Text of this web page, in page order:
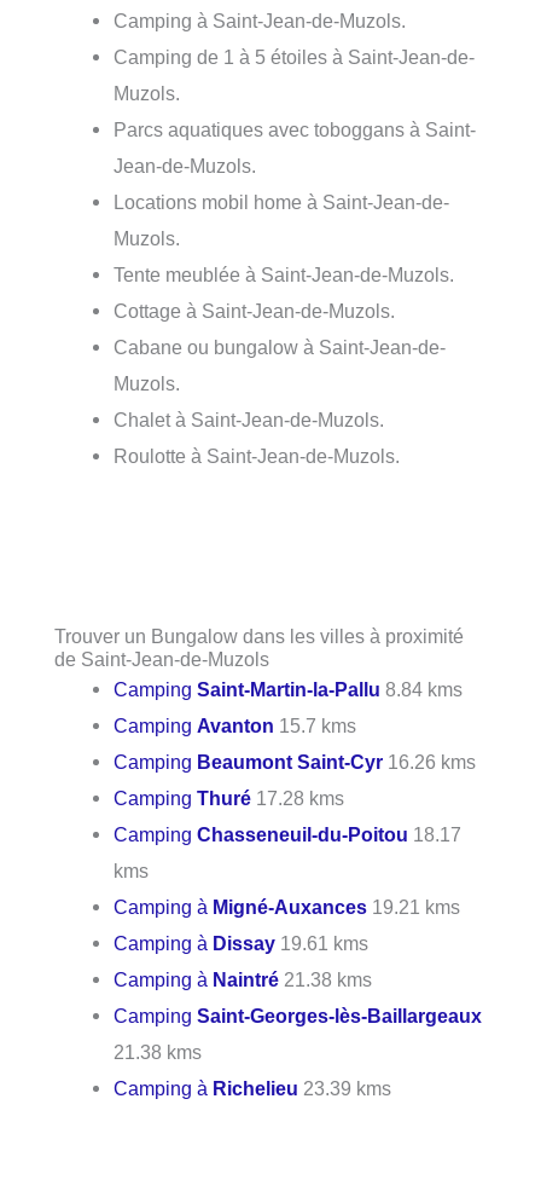
Camping à Saint-Jean-de-Muzols.
Camping de 1 à 5 étoiles à Saint-Jean-de-
Muzols.
Parcs aquatiques avec toboggans à Saint-
Jean-de-Muzols.
Locations mobil home à Saint-Jean-de-
Muzols.
Tente meublée à Saint-Jean-de-Muzols.
Cottage à Saint-Jean-de-Muzols.
Cabane ou bungalow à Saint-Jean-de-
Muzols.
Chalet à Saint-Jean-de-Muzols.
Roulotte à Saint-Jean-de-Muzols.
Trouver un Bungalow dans les villes à proximité
de Saint-Jean-de-Muzols
CampingSaint-Martin-la-Pallu 8.84 kms
CampingAvanton 15.7 kms
Camping Beaumont Saint-Cyr 16.26 kms
CampingThuré 17.28 kms
CampingChasseneuil-du-Poitou 18.17
kms
Camping à Migné-Auxances 19.21 kms
Camping à Dissay 19.61 kms
Camping à Naintré 21.38 kms
CampingSaint-Georges-lès-Baillargeaux
21.38 kms
Camping à Richelieu 23.39 kms